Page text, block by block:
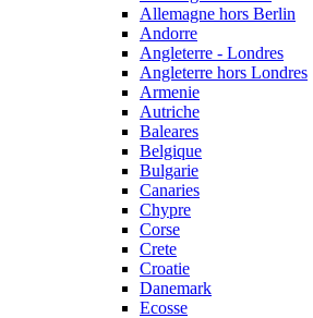
Allemagne hors Berlin
Andorre
Angleterre - Londres
Angleterre hors Londres
Armenie
Autriche
Baleares
Belgique
Bulgarie
Canaries
Chypre
Corse
Crete
Croatie
Danemark
Ecosse